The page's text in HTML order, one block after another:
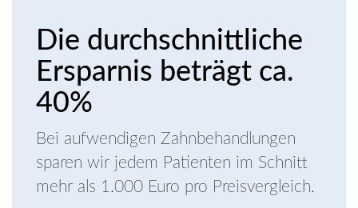
Die durchschnittliche
Ersparnis beträgt ca.
40%
Bei aufwendigen Zahnbehandlungen
sparen wir jedem Patienten im Schnitt
mehr als 1.000 Euro pro Preisvergleich.